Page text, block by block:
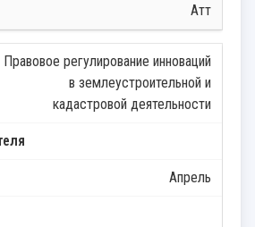
Атт
Правовое регулирование инноваций
в землеустроительной и
кадастровой деятельности
Апрель